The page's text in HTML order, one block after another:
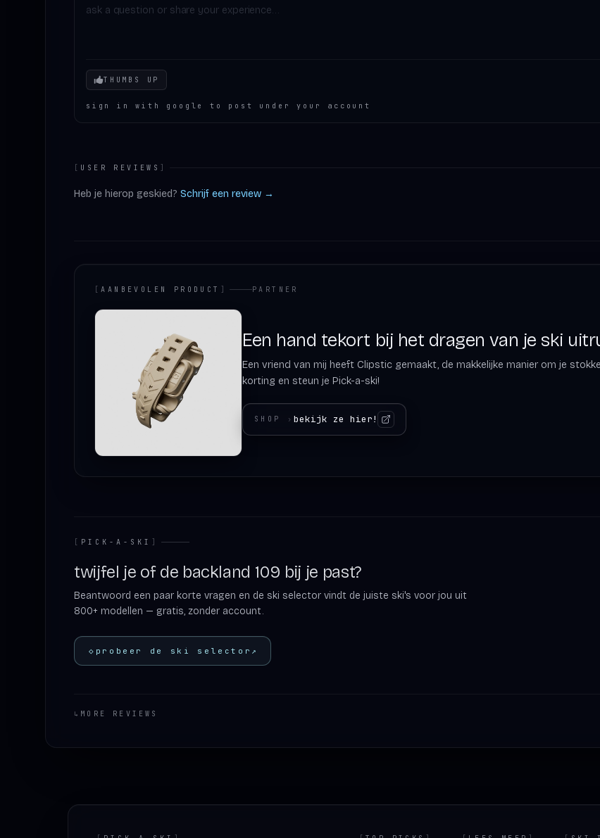
Your mood
THUMBS UP
sign in with google to post under your account
[ USER REVIEWS ]
Heb je hierop geskied? Schrijf een review →
[AANBEVOLEN PRODUCT ] PARTNER
Een hand tekort bij het dragen van je ski
Een vriend van mij heeft Clipstic gemaakt, de makkelijke manier om je
korting en steun je Pick-a-ski!
SHOP › bekijk ze hier!
[ PICK-A-SKI ]
twijfel je of de backland 109 bij je past?
Beantwoord een paar korte vragen en de ski selector vindt de juiste ski's voor jou uit
800+ modellen — gratis, zonder account.
◇ probeer de ski selector ↗
↳ MORE REVIEWS
Footer